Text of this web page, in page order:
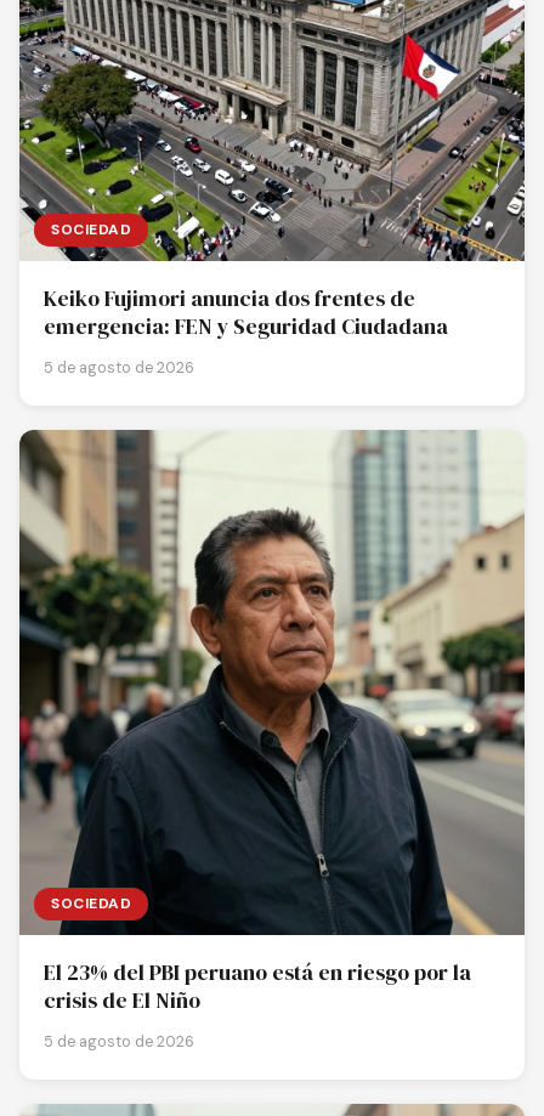
SOCIEDAD
Keiko Fujimori anuncia dos frentes de
emergencia: FEN y Seguridad Ciudadana
5 de agosto de 2026
SOCIEDAD
El 23% del PBI peruano está en riesgo por la
crisis de El Niño
5 de agosto de 2026